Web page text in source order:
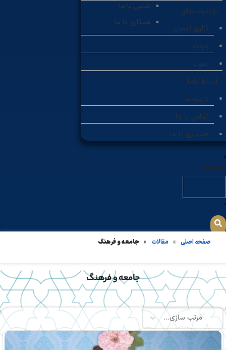
تماس با ما
همکاری با ما
چندرسانه‌ای
گالری تصویر
ویدئو
صوت
ارتباط باما
درباره ما
تماس با ما
همکاری با ما
جستجو
صفحه اصلی » مقالات » جامعه و فرهنگ
جامعه و فرهنگ